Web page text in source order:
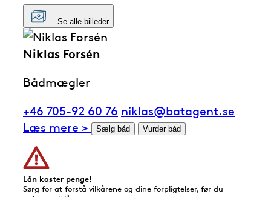
Se alle billeder
Niklas Forsén
Bådmægler
+46 705-92 60 76 niklas@batagent.se
Læs mere >
Sælg båd Vurder båd
Lån koster penge!
Sørg for at forstå vilkårene og dine forpligtelser, før du